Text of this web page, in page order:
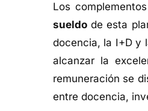
Los
sueldo de esta
docencia, la I+D y
alcanzar la
remuneración se
entre docencia,